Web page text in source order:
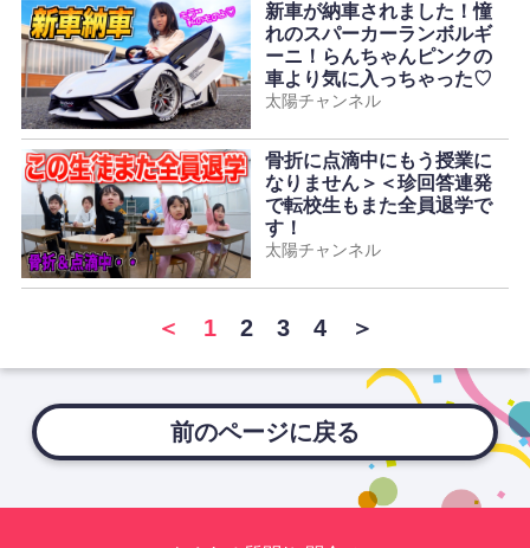
新車が納車されました！憧
れのスパーカーランボルギ
ーニ！らんちゃんピンクの
車より気に入っちゃった♡
太陽チャンネル
骨折に点滴中にもう授業に
なりません＞＜珍回答連発
で転校生もまた全員退学で
す！
太陽チャンネル
＜ 1 2 3 4 ＞
前のページに戻る